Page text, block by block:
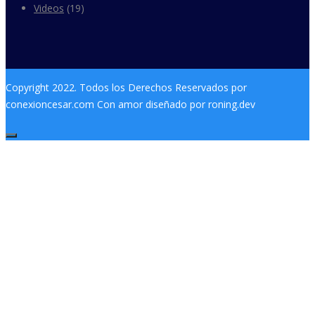
Videos (19)
Copyright 2022. Todos los Derechos Reservados por
conexioncesar.com Con amor diseñado por roning.dev